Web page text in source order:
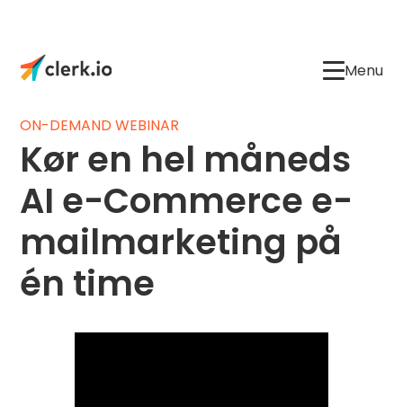
Menu
ON-DEMAND WEBINAR
Kør en hel måneds
AI e-Commerce e-
mailmarketing på
én time